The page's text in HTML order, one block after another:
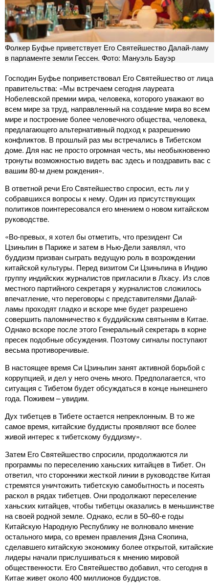
Фолкер Буфье приветствует Его Святейшество Далай-ламу
в парламенте земли Гессен. Фото: Мануэль Бауэр
Господин Буфье поприветствовал Его Святейшество от лица
правительства: «Мы встречаем сегодня лауреата
Нобелевской премии мира, человека, которого уважают во
всем мире за труд, направленный на создание мира во всем
мире и построение более человечного общества, человека,
предлагающего альтернативный подход к разрешению
конфликтов. В прошлый раз мы встречались в Тибетском
доме. Для нас не просто огромная честь, мы необыкновенно
тронуты возможностью видеть вас здесь и поздравить вас с
вашим 80-м днем рождения».
В ответной речи Его Святейшество спросил, есть ли у
собравшихся вопросы к нему. Один из присутствующих
политиков поинтересовался его мнением о новом китайском
руководстве.
«Во-превых, я хотел бы отметить, что президент Си
Цзиньпин в Париже и затем в Нью-Дели заявлял, что
буддизм призван сыграть ведущую роль в возрождении
китайской культуры. Перед визитом Си Цзиньпина в Индию
группу индийских журналистов пригласили в Лхасу. Из слов
местного партийного секретаря у журналистов сложилось
впечатление, что переговоры с представителями Далай-
ламы проходят гладко и вскоре мне будет разрешено
совершить паломничество к буддийским святыням в Китае.
Однако вскоре после этого Генеральный секретарь в корне
пресек подобные обсуждения. Поэтому сигналы поступают
весьма противоречивые.
В настоящее время Си Цзиньпин занят активной борьбой с
коррупцией, и дел у него очень много. Предполагается, что
ситуация с Тибетом будет обсуждаться в конце нынешнего
года. Поживем – увидим.
Дух тибетцев в Тибете остается непреклонным. В то же
самое время, китайские буддисты проявляют все более
живой интерес к тибетскому буддизму».
Затем Его Святейшество спросили, продолжаются ли
программы по переселению ханьских китайцев в Тибет. Он
ответил, что сторонники жесткой линии в руководстве Китая
стремятся уничтожить тибетскую самобытность и посеять
раскол в рядах тибетцев. Они продолжают переселение
ханьских китайцев, чтобы тибетцы оказались в меньшинстве
на своей родной земле. Однако, если в 50–60-е годы
Китайскую Народную Республику не волновало мнение
остального мира, со времен правления Дэна Сяопина,
сделавшего китайскую экономику более открытой, китайские
лидеры начали прислушиваться к мнению мировой
общественности. Его Святейшество добавил, что сегодня в
Китае живет около 400 миллионов буддистов.